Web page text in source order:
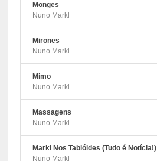
Monges
Nuno Markl
Mirones
Nuno Markl
Mimo
Nuno Markl
Massagens
Nuno Markl
Markl Nos Tablóides (Tudo é Notícia!)
Nuno Markl